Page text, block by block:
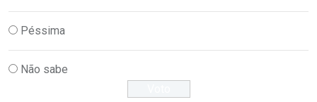
Péssima
Não sabe